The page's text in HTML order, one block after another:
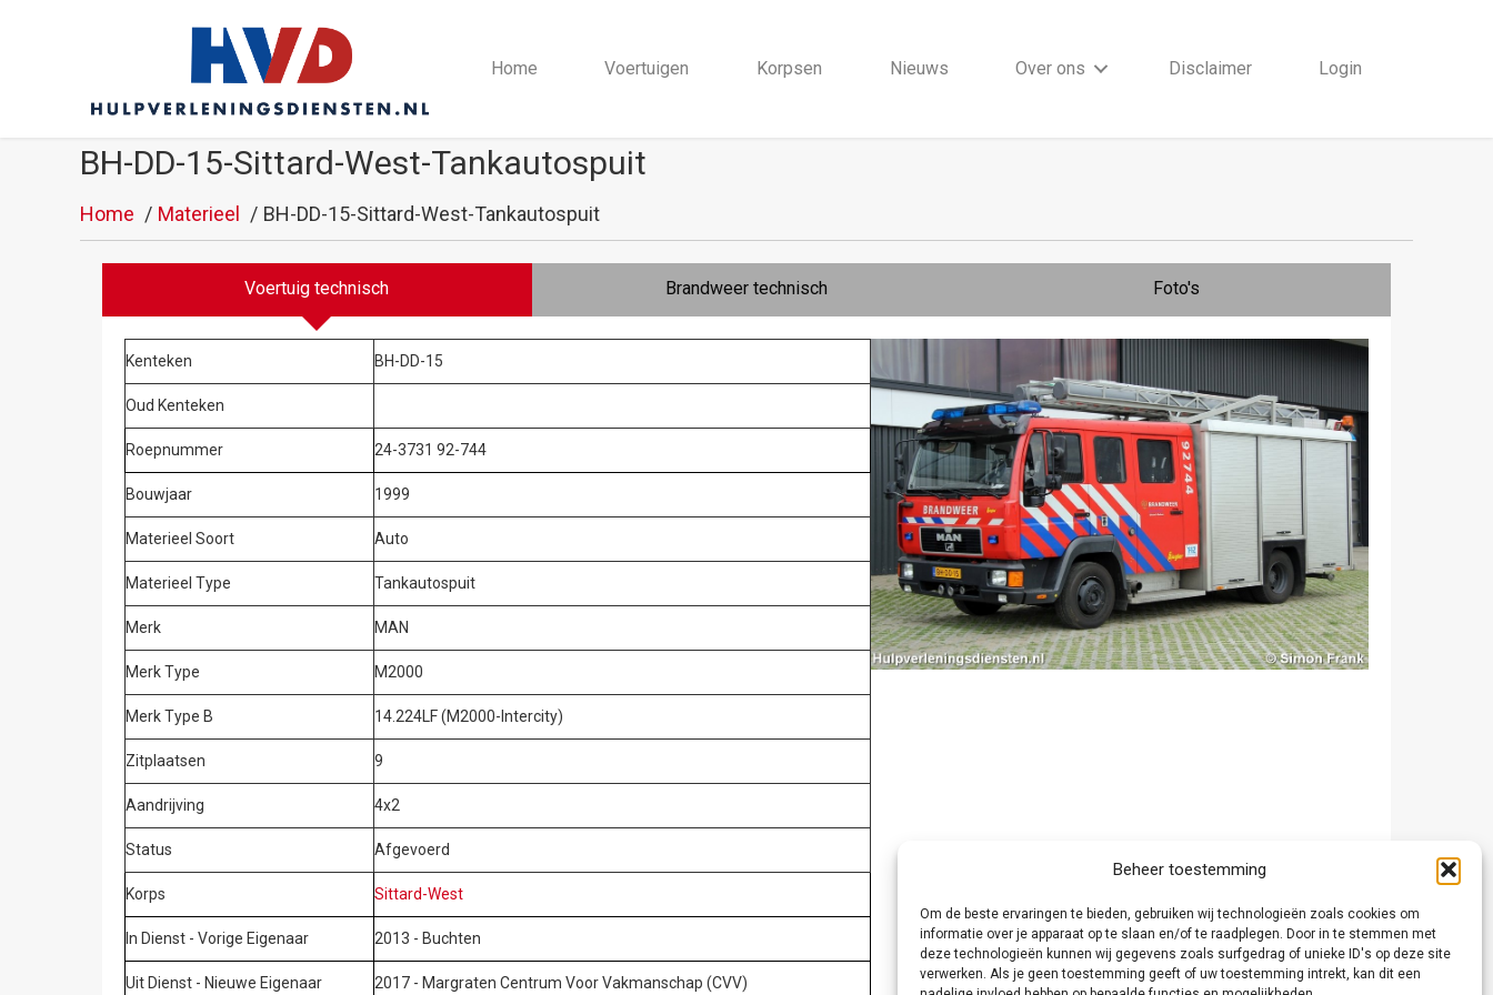
Beheer toestemming
Om de beste ervaringen te bieden, gebruiken wij technologieën zoals cookies om
informatie over je apparaat op te slaan en/of te raadplegen. Door in te stemmen met
deze technologieën kunnen wij gegevens zoals surfgedrag of unieke ID's op deze site
verwerken. Als je geen toestemming geeft of uw toestemming intrekt, kan dit een
Home Voertuigen Korpsen Nieuws Over ons Disclaimer Login
BH-DD-15-Sittard-West-Tankautospuit
Home Materieel BH-DD-15-Sittard-West-Tankautospuit
Voertuig technisch Brandweer technisch Foto's
Kenteken BH-DD-15
Oud Kenteken
Roepnummer 24-3731 92-744
Bouwjaar 1999
Materieel Soort Auto
Materieel Type Tankautospuit
Merk MAN
Merk Type M2000
Merk Type B 14.224LF (M2000-Intercity)
Zitplaatsen 9
Aandrijving 4x2
Status Afgevoerd
Korps Sittard-West
In Dienst - Vorige Eigenaar 2013 - Buchten
Uit Dienst - Nieuwe Eigenaar 2017 - Margraten Centrum Voor Vakmanschap (CVV)